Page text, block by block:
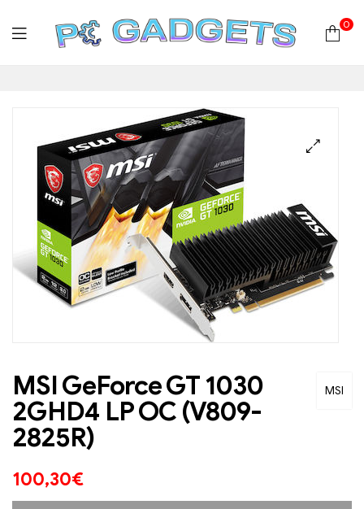
Plus
|
Hardware
|
Αναλώσιμα
0
MSI
MSI GeForce GT 1030
2GHD4 LP OC (V809-
2825R)
100,30€